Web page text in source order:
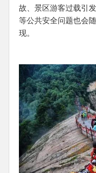
故、景区游客过载引
等公共安全问题也会
现。